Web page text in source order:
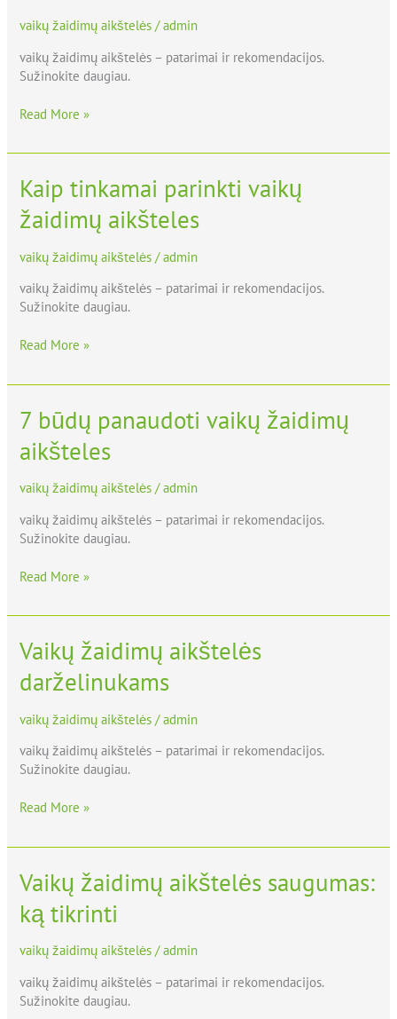
vaikų žaidimų aikštelės /admin
vaikų žaidimų aikštelės – patarimai ir rekomendacijos.
Sužinokite daugiau.
žaidimų
Read More »
Kaip tinkamai parinkti vaikų
žaidimų aikšteles
vaikų žaidimų aikštelės /admin
vaikų žaidimų aikštelės – patarimai ir rekomendacijos.
Sužinokite daugiau.
Kaip
tinkamai
parinkti
žaidimų
Read More »
7 būdų panaudoti vaikų žaidimų
aikšteles
vaikų žaidimų aikštelės /admin
vaikų žaidimų aikštelės – patarimai ir rekomendacijos.
Sužinokite daugiau.
7
būdų
panaudoti
žaidimų
Read More »
Vaikų žaidimų aikštelės
darželinukams
vaikų žaidimų aikštelės /admin
vaikų žaidimų aikštelės – patarimai ir rekomendacijos.
Sužinokite daugiau.
Vaikų
žaidimų
aikštelės
Read More »
Vaikų žaidimų aikštelės saugumas:
ką tikrinti
vaikų žaidimų aikštelės /admin
vaikų žaidimų aikštelės – patarimai ir rekomendacijos.
Sužinokite daugiau.
Vaikų
žaidimų
aikštelės
saugumas:
ką